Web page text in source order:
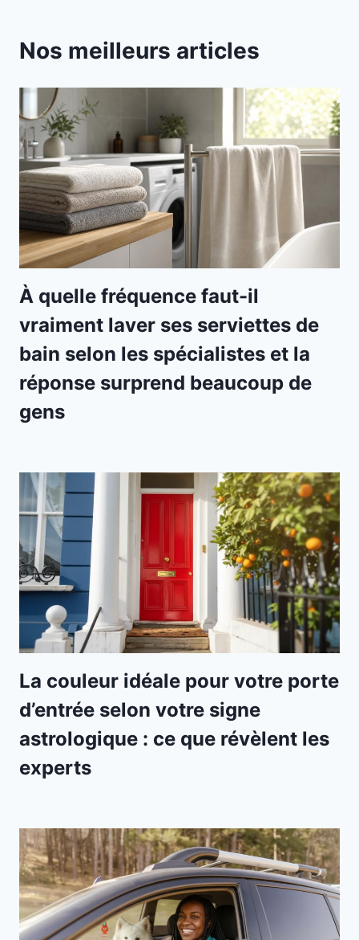
Nos meilleurs articles
À quelle fréquence faut-il
vraiment laver ses serviettes de
bain selon les spécialistes et la
réponse surprend beaucoup de
gens
La couleur idéale pour votre porte
d’entrée selon votre signe
astrologique : ce que révèlent les
experts